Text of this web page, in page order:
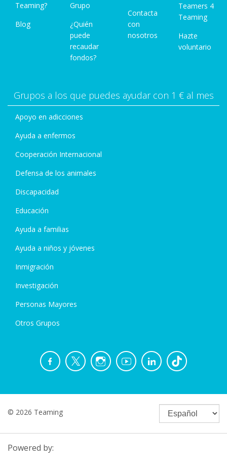
Teaming?
Blog
Grupo
¿Quién
puede
recaudar
fondos?
Contacta
con
nosotros
Teamers 4
Teaming
Hazte
voluntario
Grupos a los que puedes ayudar con 1 € al mes
Apoyo en adicciones
Ayuda a enfermos
Cooperación Internacional
Defensa de los animales
Discapacidad
Educación
Ayuda a familias
Ayuda a niños y jóvenes
Inmigración
Investigación
Personas Mayores
Otros Grupos
© 2026 Teaming
Powered by: